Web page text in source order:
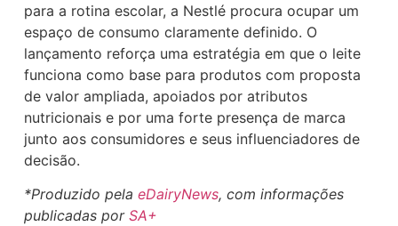
para a rotina escolar, a Nestlé procura ocupar um
espaço de consumo claramente definido. O
lançamento reforça uma estratégia em que o leite
funciona como base para produtos com proposta
de valor ampliada, apoiados por atributos
nutricionais e por uma forte presença de marca
junto aos consumidores e seus influenciadores de
decisão.
*Produzido pelaeDairyNews, com informações
publicadas porSA+